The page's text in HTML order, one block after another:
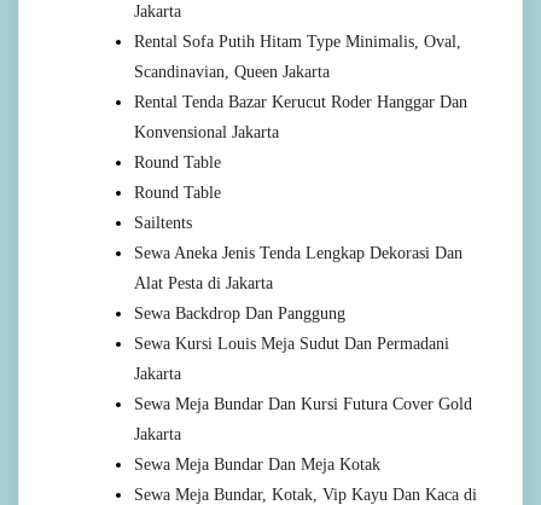
Jakarta
Rental Sofa Putih Hitam Type Minimalis, Oval,
Scandinavian, Queen Jakarta
Rental Tenda Bazar Kerucut Roder Hanggar Dan
Konvensional Jakarta
Round Table
Round Table
Sailtents
Sewa Aneka Jenis Tenda Lengkap Dekorasi Dan
Alat Pesta di Jakarta
Sewa Backdrop Dan Panggung
Sewa Kursi Louis Meja Sudut Dan Permadani
Jakarta
Sewa Meja Bundar Dan Kursi Futura Cover Gold
Jakarta
Sewa Meja Bundar Dan Meja Kotak
Sewa Meja Bundar, Kotak, Vip Kayu Dan Kaca di